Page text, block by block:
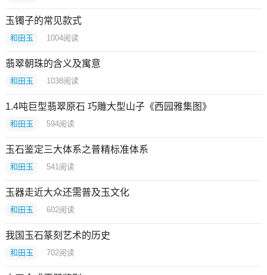
玉镯子的常见款式
和田玉 1004阅读
翡翠朝珠的含义及寓意
和田玉 1038阅读
1.4吨巨型翡翠原石 巧雕大型山子《西园雅集图》
和田玉 594阅读
玉石鉴定三大体系之普精标准体系
和田玉 541 阅读
玉器走近大众还需普及玉文化
和田玉 602阅读
我国玉石篆刻艺术的历史
和田玉 702阅读